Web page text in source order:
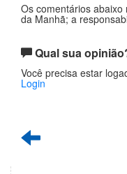
Os comentários
da Manhã; a
Qual sua
Você precisa estar
Login